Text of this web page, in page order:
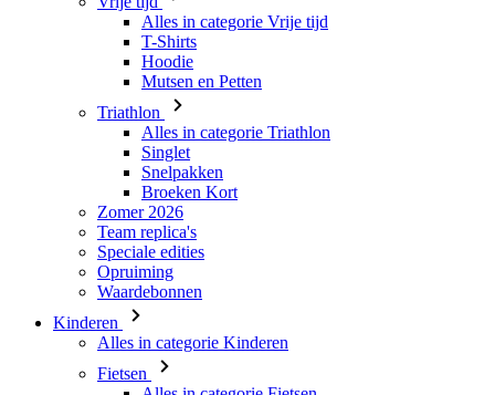
Alles in categorie Vrije tijd
T-Shirts
Hoodie
Mutsen en Petten
Triathlon
Alles in categorie Triathlon
Singlet
Snelpakken
Broeken Kort
Zomer 2026
Team replica's
Speciale edities
Opruiming
Waardebonnen
Kinderen
Alles in categorie Kinderen
Fietsen